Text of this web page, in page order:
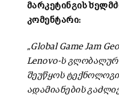
მარკეტინგის
კომენტარი:
„Global Game Jam
Lenovo-ს
შეუწყოს
ადამიანების